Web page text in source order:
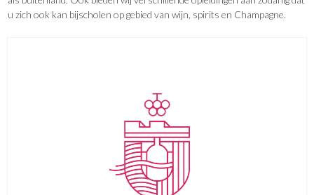
u zich ook kan bijscholen op gebied van wijn, spirits en Champagne.